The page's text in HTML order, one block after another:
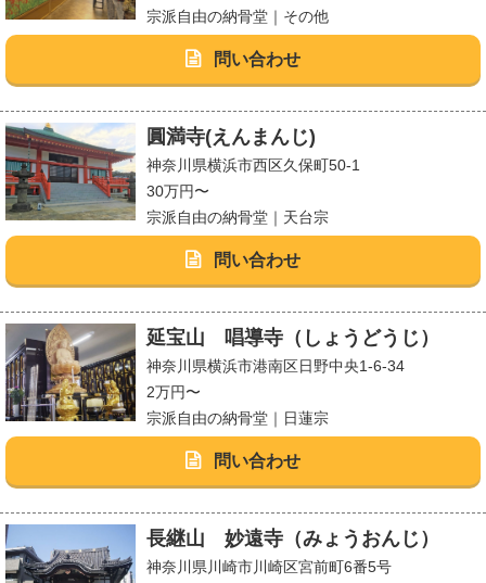
宗派自由の納骨堂｜その他
問い合わせ
圓満寺(えんまんじ)
神奈川県横浜市西区久保町50-1
30万円〜
宗派自由の納骨堂｜天台宗
問い合わせ
延宝山 唱導寺（しょうどうじ）
神奈川県横浜市港南区日野中央1-6-34
2万円〜
宗派自由の納骨堂｜日蓮宗
問い合わせ
長継山 妙遠寺（みょうおんじ）
神奈川県川崎市川崎区宮前町6番5号